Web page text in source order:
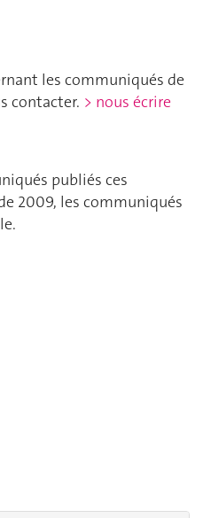
les communiqués de
contacter. > nous écrire
publiés ces
2009, les communiqués